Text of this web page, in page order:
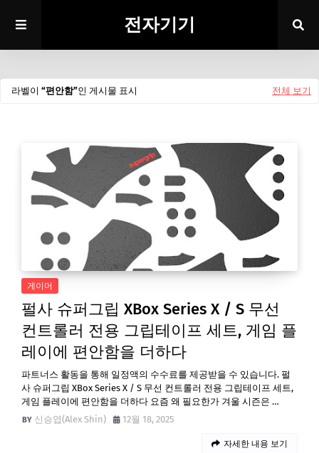
전자기기
라벨이 편안함 인 게시물 표시 전체 보기
게이머
펄사 슈퍼그립 XBox Series X / S 무선
컨트롤러 전용 그립테이프 세트, 게임 플
레이에 편안함을 더하다
파트너스 활동을 통해 일정액의 수수료를 제공받을 수 있습니다. 펄
사 슈퍼그립 XBox Series X / S 무선 컨트롤러 전용 그립테이프 세트,
게임 플레이에 편안함을 더하다 요즘 왜 필요한가 겨울 시즌은 …
신승엽(Alex Shin)
12월 18, 2025
자세한 내용 보기